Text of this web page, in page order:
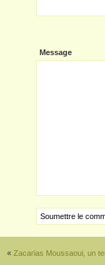
Message
« Zacarias Moussaoui, un